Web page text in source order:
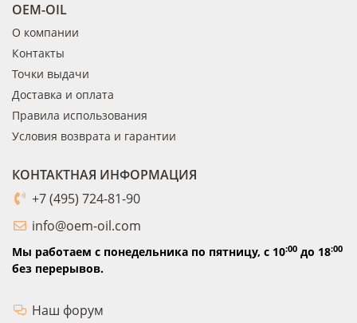
OEM-OIL
О компании
Контакты
Точки выдачи
Доставка и оплата
Правила использования
Условия возврата и гарантии
КОНТАКТНАЯ ИНФОРМАЦИЯ
+7 (495) 724-81-90
info@oem-oil.com
Мы работаем с понедельника по пятницу, с 10:00 до 18:00
без перерывов.
Наш форум